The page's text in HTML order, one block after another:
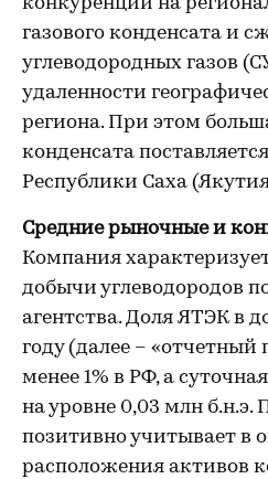
газового конденсата и
углеводородных газов
удаленности
региона. При этом
конденсата
Республики Саха
Средние рыночные и
Компания
добычи углеводородов
агентства. Доля ЯТЭК в
году (далее – «отчетный
менее 1% в РФ, а
на уровне 0,03 млн б.н.э.
позитивно учитывает в
расположения активов